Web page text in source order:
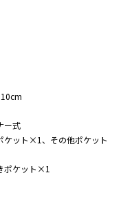
ー式
ケット×1、その他ポケット
ポケット×1